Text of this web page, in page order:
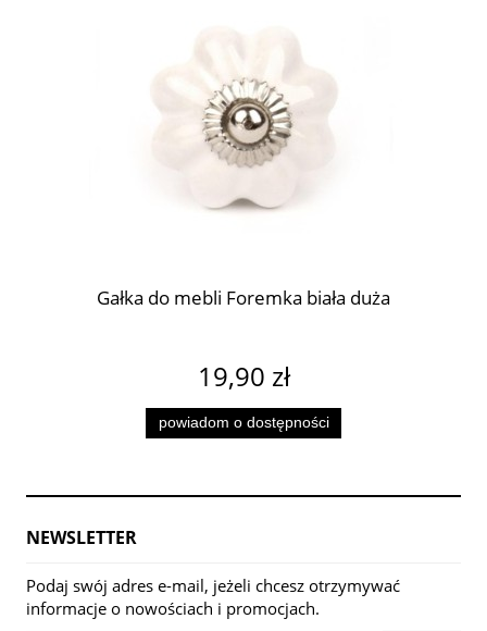
Gałka do mebli Foremka biała duża
19,90 zł
powiadom o dostępności
NEWSLETTER
Podaj swój adres e-mail, jeżeli chcesz otrzymywać
informacje o nowościach i promocjach.